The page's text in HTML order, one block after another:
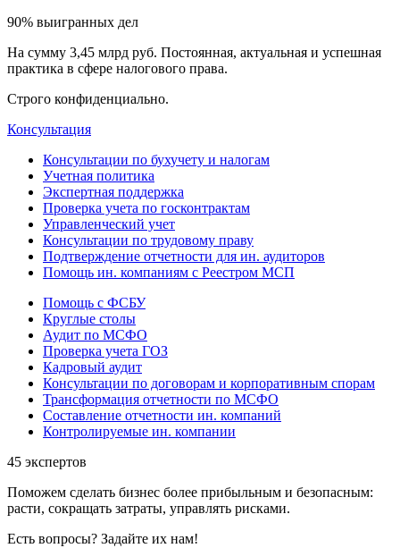
90% выигранных дел
На сумму 3,45 млрд руб. Постоянная, актуальная и успешная
практика в сфере налогового права.
Строго конфиденциально.
Консультация
Консультации по бухучету и налогам
Учетная политика
Экспертная поддержка
Проверка учета по госконтрактам
Управленческий учет
Консультации по трудовому праву
Подтверждение отчетности для ин. аудиторов
Помощь ин. компаниям с Реестром МСП
Помощь с ФСБУ
Круглые столы
Аудит по МСФО
Проверка учета ГОЗ
Кадровый аудит
Консультации по договорам и корпоративным спорам
Трансформация отчетности по МСФО
Составление отчетности ин. компаний
Контролируемые ин. компании
45 экспертов
Поможем сделать бизнес более прибыльным и безопасным:
расти, cокращать затраты, управлять рисками.
Есть вопросы? Задайте их нам!